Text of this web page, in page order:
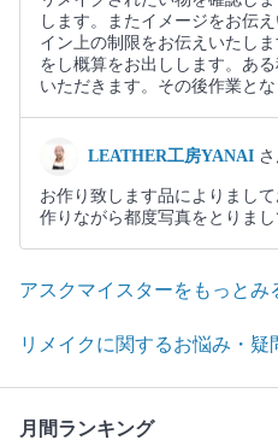
します。またイメージをお伝
イン上の制限をお伝えいたし
をし概算をお出しします。あ
いただきます。その後作業とな
LEATHER工房YANAI
お作り致します品によりまし
作りながら都度写真をとりまし
アスクマイスターをもっとみ
リメイクに関するお悩み・疑
月間ランキング